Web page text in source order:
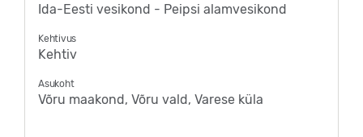
Ida-Eesti vesikond - Peipsi alamvesikond
Kehtivus
Kehtiv
Asukoht
Võru maakond, Võru vald, Varese küla